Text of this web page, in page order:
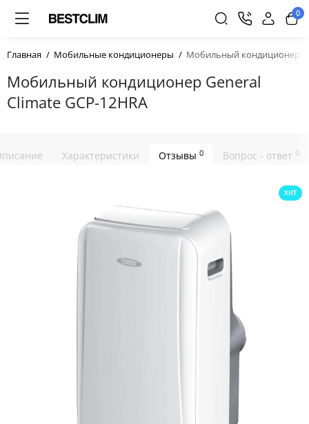
0
Главная Мобильные кондиционеры Мобильный кондиционер
Мобильный кондиционер General
Climate GCP-12HRA
Характеристики Отзывы 0 Вопрос - ответ 0
ХИТ